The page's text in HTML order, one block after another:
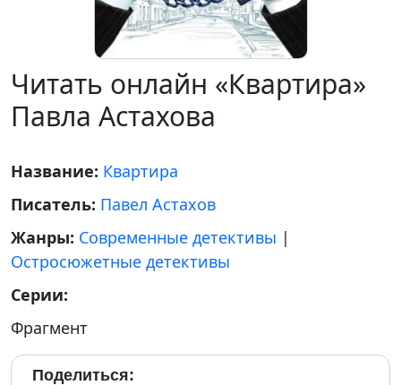
Читать онлайн «Квартира»
Павла Астахова
Название: Квартира
Писатель: Павел Астахов
Жанры: Современные детективы |
Остросюжетные детективы
Серии:
Фрагмент
Поделиться: